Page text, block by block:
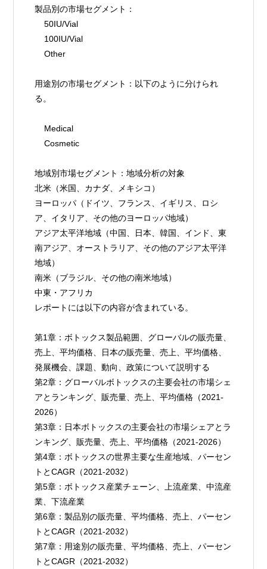
製品別の市場セグメント：
    50IU/Vial
    100IU/Vial
    Other
用途別の市場セグメント：以下のように分けられ
る。
    Medical
    Cosmetic
地域別市場セグメント：地域分析の対象
北米（米国、カナダ、メキシコ）
ヨーロッパ（ドイツ、フランス、イギリス、ロシ
ア、イタリア、その他のヨーロッパ地域）
アジア太平洋地域（中国、日本、韓国、インド、東
南アジア、オーストラリア、その他のアジア太平洋
地域）
南米（ブラジル、その他の南米地域）
中東・アフリカ
レポートには以下の内容が含まれている。
第1章：ボトックス製品範囲、グローバルの販売量、
売上、平均価格、日本の販売量、売上、平均価格、
発展機会、課題、動向、政策について説明する
第2章：グローバルボトックスの主要会社の市場シェ
アとランキング、販売量、売上、平均価格（2021-
2026）
第3章：日本ボトックスの主要会社の市場シェアとラ
ンキング、販売量、売上、平均価格（2021-2026）
第4章：ボトックスの世界主要な生産地域、パーセン
トとCAGR（2021-2032）
第5章：ボトックス産業チェーン、上流産業、中流産
業、下流産業
第6章：製品別の販売量、平均価格、売上、パーセン
トとCAGR（2021-2032）
第7章：用途別の販売量、平均価格、売上、パーセン
トとCAGR（2021-2032）